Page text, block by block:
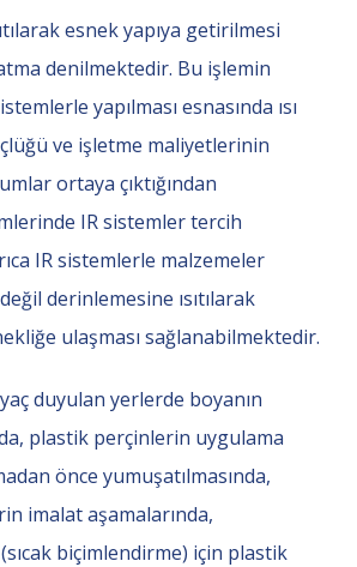
esnek yapıya getirilmesi
denilmektedir. Bu işlemin
yapılması esnasında ısı
ve işletme maliyetlerinin
ortaya çıktığından
IR sistemler tercih
IR sistemlerle malzemeler
derinlemesine ısıtılarak
ulaşması sağlanabilmektedir.
duyulan yerlerde boyanın
plastik perçinlerin uygulama
önce yumuşatılmasında,
imalat aşamalarında,
biçimlendirme) için plastik